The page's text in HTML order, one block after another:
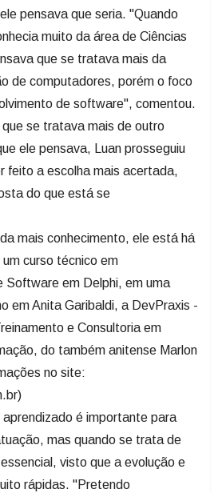
pensava que seria. "Quando
muito da área de Ciências
que se tratava mais da
de computadores, porém o foco
de software", comentou.
se tratava mais de outro
ele pensava, Luan prosseguiu
feito a escolha mais acertada,
do que está se
mais conhecimento, ele está há
curso técnico em
Software em Delphi, em uma
em Anita Garibaldi, a DevPraxis -
e Consultoria em
do também anitense Marlon
no site:
é importante para
mas quando se trata de
visto que a evolução e
rápidas. "Pretendo